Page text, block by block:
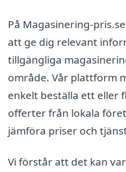
På Magasinering-
att ge dig relevant
tillgängliga
område. Vår plattform
enkelt beställa ett eller
offerter från lokala
jämföra priser och
Vi förstår att det kan